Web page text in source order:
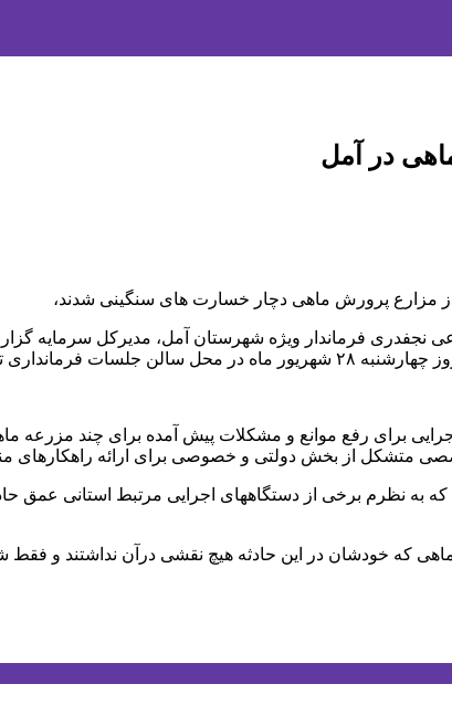
در آمل
از مزارع پرورش ماهی دچار خسارت های سنگینی شدند،
فرماندار ویژه شهرستان آمل، مدیرکل سرمایه گزاری
تشکیل شد.
برای رفع موانع و مشکلات پیش آمده برای چند مزرعه
متشکل از بخش دولتی و خصوصی برای ارائه
ماهی ۱۰۰٪ دچار خسارت شده اند که به نظرم برخی از دستگاههای اجرایی
ماهی که خودشان در این حادثه هیچ نقشی درآن نداشتند و